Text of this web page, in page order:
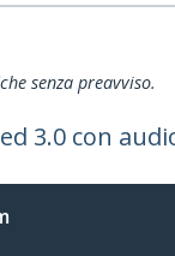
senza preavviso.
3.0 con